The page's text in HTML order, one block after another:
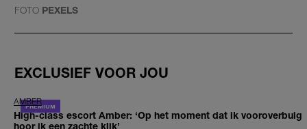
FOTO PEXELS
EXCLUSIEF VOOR JOU
AMBER
High-class escort Amber: ‘Op het moment dat ik vooroverbuig
hoor ik een zachte klik’